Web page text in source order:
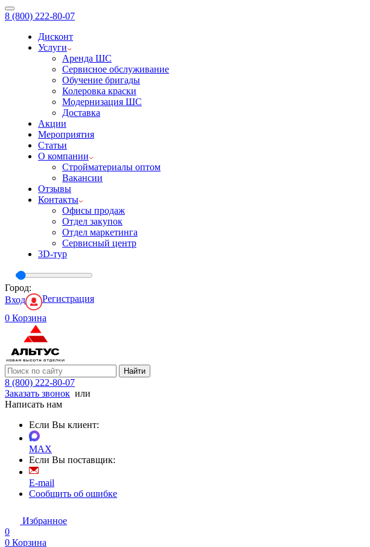
8 (800) 222-80-07
Дисконт
Услуги
Аренда ШС
Сервисное обслуживание
Обучение бригады
Колеровка краски
Модернизация ШС
Доставка
Акции
Мероприятия
Статьи
О компании
Стройматериалы оптом
Вакансии
Отзывы
Контакты
Офисы продаж
Отдел закупок
Отдел маркетинга
Сервисный центр
3D-тур
Город:
Вход
Регистрация
0 Корзина
Найти
8 (800) 222-80-07
Заказать звонок или
Написать нам
Если Вы клиент:
MAX
Если Вы поставщик:
E-mail
Сообщить об ошибке
Избранное
0
0 Корзина